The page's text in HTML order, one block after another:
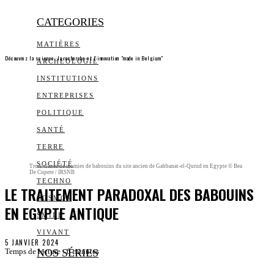
CATEGORIES
MATIÈRES
ARCHEOLOGIE
INSTITUTIONS
ENTREPRISES
POLITIQUE
SANTÉ
TERRE
SOCIÉTÉ
TECHNO
COSMOS
SMILE
VIVANT
NOS SÉRIES
Découvrez la science, la recherche et l’innovation "made in Belgium"
Trois crânes de momies de babouins du site ancien de Gabbanat-el-Qurud en Egypte © Bea
De Cupere / IRSNB
LE TRAITEMENT PARADOXAL DES BABOUINS
EN EGYPTE ANTIQUE
5 JANVIER 2024
Temps de lecture :6 minutes